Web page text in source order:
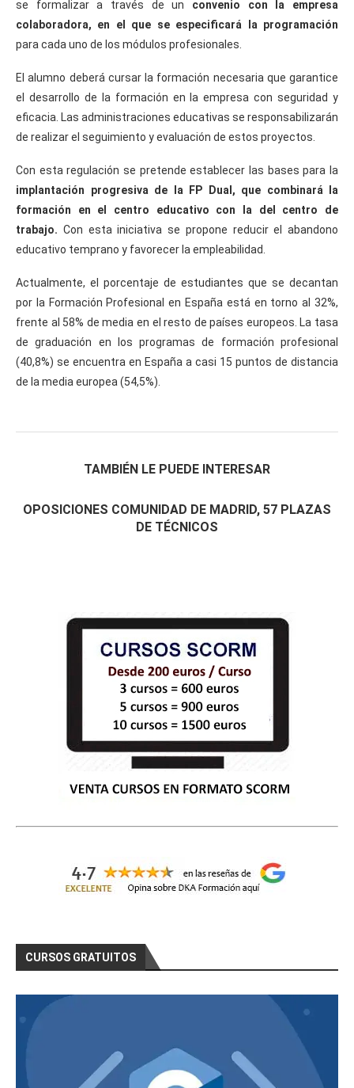
se formalizar a través de un convenio con la empresa
colaboradora, en el que se especificará la programación
para cada uno de los módulos profesionales.
El alumno deberá cursar la formación necesaria que garantice
el desarrollo de la formación en la empresa con seguridad y
eficacia. Las administraciones educativas se responsabilizarán
de realizar el seguimiento y evaluación de estos proyectos.
Con esta regulación se pretende establecer las bases para la
implantación progresiva de la FP Dual, que combinará la
formación en el centro educativo con la del centro de
trabajo. Con esta iniciativa se propone reducir el abandono
educativo temprano y favorecer la empleabilidad.
Actualmente, el porcentaje de estudiantes que se decantan
por la Formación Profesional en España está en torno al 32%,
frente al 58% de media en el resto de países europeos. La tasa
de graduación en los programas de formación profesional
(40,8%) se encuentra en España a casi 15 puntos de distancia
de la media europea (54,5%).
TAMBIÉN LE PUEDE INTERESAR
OPOSICIONES COMUNIDAD DE MADRID, 57 PLAZAS
DE TÉCNICOS
CURSOS GRATUITOS